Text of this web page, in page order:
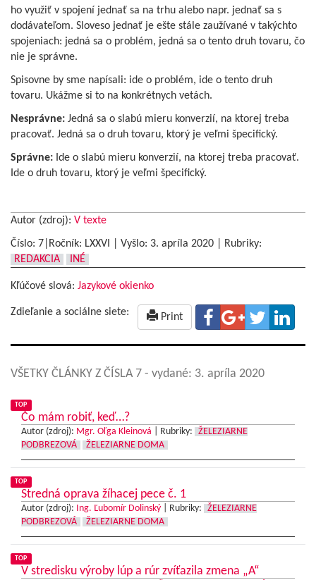
ho využiť v spojení jednať sa na trhu alebo napr. jednať sa s
dodávateľom. Sloveso jednať je ešte stále zaužívané v takýchto
spojeniach: jedná sa o problém, jedná sa o tento druh tovaru, čo
nie je správne.
Spisovne by sme napísali: ide o problém, ide o tento druh
tovaru. Ukážme si to na konkrétnych vetách.
Nesprávne: Jedná sa o slabú mieru konverzií, na ktorej treba
pracovať. Jedná sa o druh tovaru, ktorý je veľmi špecifický.
Správne: Ide o slabú mieru konverzií, na ktorej treba pracovať.
Ide o druh tovaru, ktorý je veľmi špecifický.
Autor (zdroj): V texte
Číslo: 7|Ročník: LXXVI | Vyšlo: 3. apríla 2020
Rubriky:
REDAKCIA
INÉ
Kľúčové slová: Jazykové okienko
Zdieľanie a sociálne siete: Print
VŠETKY ČLÁNKY Z ČÍSLA 7 - vydané: 3. apríla 2020
TOP
Čo mám robiť, keď…?
Autor (zdroj): Mgr. Oľga Kleinová Rubriky:
ŽELEZIARNE
PODBREZOVÁ
ŽELEZIARNE DOMA
TOP
Stredná oprava žíhacej pece č. 1
Autor (zdroj): Ing. Ľubomír Dolinský Rubriky:
ŽELEZIARNE
PODBREZOVÁ
ŽELEZIARNE DOMA
TOP
V stredisku výroby lúp a rúr zvíťazila zmena „A“